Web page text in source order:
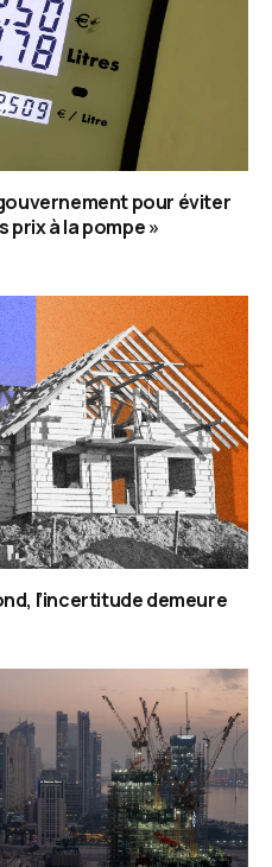
pour éviter
prix à la pompe »
l’incertitude demeure